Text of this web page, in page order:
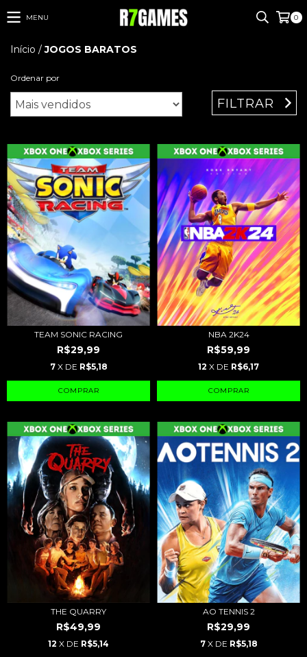
MENU 0
Início / JOGOS BARATOS
Ordenar por
FILTRAR
TEAM SONIC RACING
R$29,99
7 X DE R$5,18
NBA 2K24
R$59,99
12 X DE R$6,17
THE QUARRY
R$49,99
12 X DE R$5,14
AO TENNIS 2
R$29,99
7 X DE R$5,18